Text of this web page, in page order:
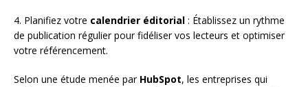
4. Planifiez votre calendrier éditorial : Établissez un rythme
de publication régulier pour fidéliser vos lecteurs et optimiser
votre référencement.
Selon une étude menée par HubSpot, les entreprises qui